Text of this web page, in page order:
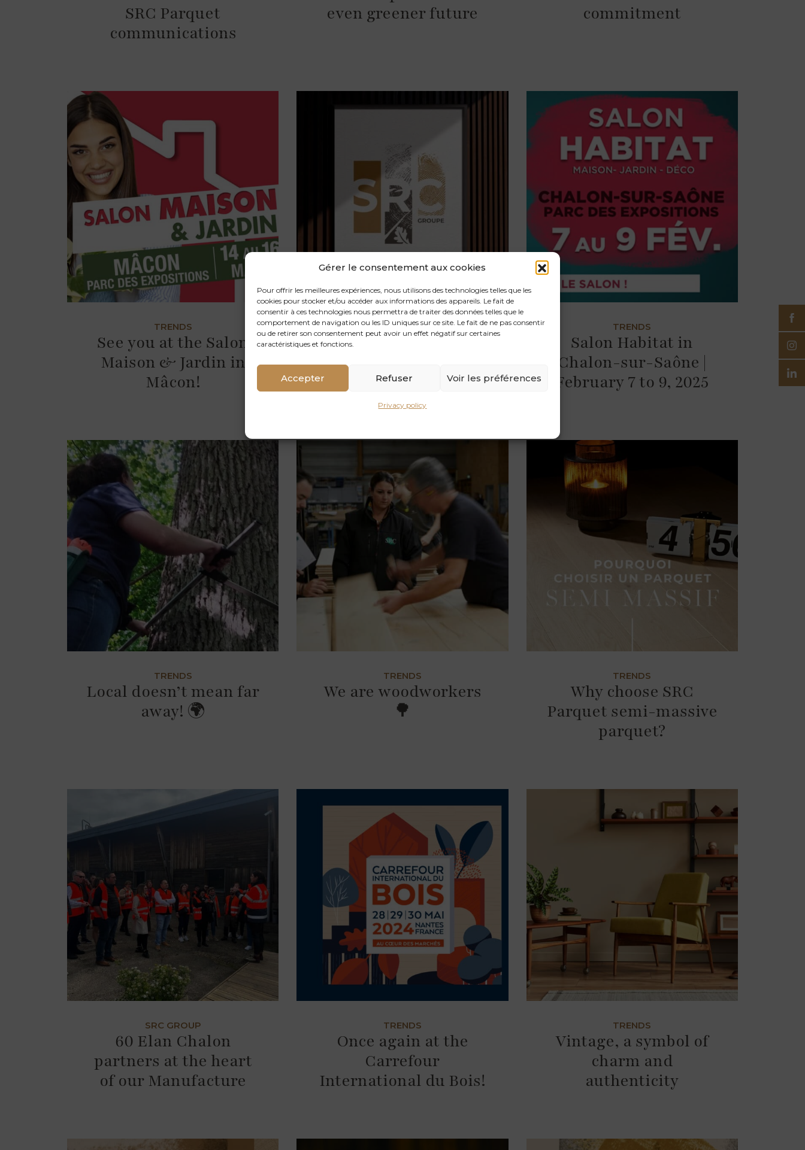
Gérer le consentement aux cookies
Pour offrir les meilleures expériences, nous utilisons des technologies telles que les
cookies pour stocker et/ou accéder aux informations des appareils. Le fait de
consentir à ces technologies nous permettra de traiter des données telles que le
comportement de navigation ou les ID uniques sur ce site. Le fait de ne pas consentir
ou de retirer son consentement peut avoir un effet négatif sur certaines
caractéristiques et fonctions.
Accepter Refuser Voir les préférences
Privacy policy
SRC Parquet
communications
even greener future
commitment
TRENDS
See you at the Salon
Maison & Jardin in
Mâcon!
SRC GROUP
A new identity for SRC
& SRC Parquet!
TRENDS
Salon Habitat in
Chalon-sur-Saône |
February 7 to 9, 2025
TRENDS
Local doesn’t mean far
away! 🌍
TRENDS
We are woodworkers
🌳
TRENDS
Why choose SRC
Parquet semi-massive
parquet?
SRC GROUP
60 Elan Chalon
partners at the heart
of our Manufacture
TRENDS
Once again at the
Carrefour
International du Bois!
TRENDS
Vintage, a symbol of
charm and
authenticity